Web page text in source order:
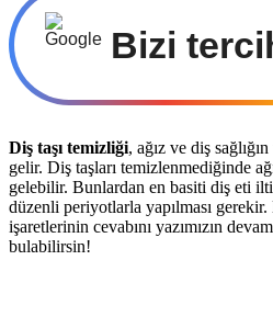
Bizi
Diş taşı temizliği, ağız ve diş
gelir. Diş taşları temizlenmediğinde
gelebilir. Bunlardan en basiti diş eti
düzenli periyotlarla yapılması
işaretlerinin cevabını yazımızın
bulabilirsin!